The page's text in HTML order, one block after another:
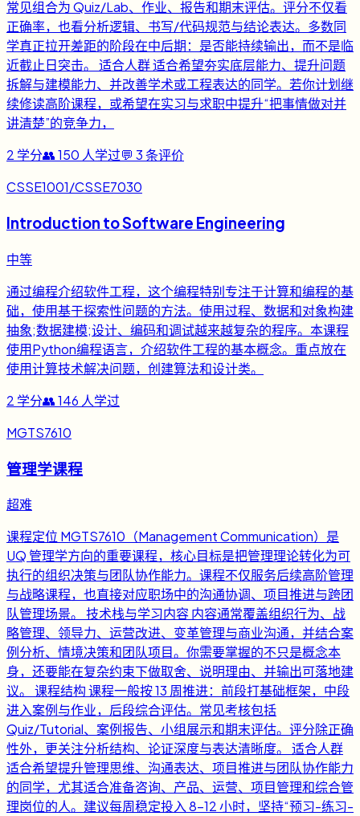
常见组合为 Quiz/Lab、作业、报告和期末评估。评分不仅看
正确率，也看分析逻辑、书写/代码规范与结论表达。多数同
学真正拉开差距的阶段在中后期：是否能持续输出，而不是临
近截止日突击。 适合人群 适合希望夯实底层能力、提升问题
拆解与建模能力、并改善学术或工程表达的同学。若你计划继
续修读高阶课程，或希望在实习与求职中提升“把事情做对并
讲清楚”的竞争力，
2 学分👥150 人学过💬 3条评价
CSSE1001/CSSE7030
Introduction to Software Engineering
中等
通过编程介绍软件工程，这个编程特别专注于计算和编程的基
础，使用基于探索性问题的方法。使用过程、数据和对象构建
抽象;数据建模;设计、编码和调试越来越复杂的程序。本课程
使用Python编程语言，介绍软件工程的基本概念。重点放在
使用计算技术解决问题，创建算法和设计类。
2 学分👥146 人学过
MGTS7610
管理学课程
超难
课程定位 MGTS7610（Management Communication）是
UQ 管理学方向的重要课程，核心目标是把管理理论转化为可
执行的组织决策与团队协作能力。课程不仅服务后续高阶管理
与战略课程，也直接对应职场中的沟通协调、项目推进与跨团
队管理场景。 技术栈与学习内容 内容通常覆盖组织行为、战
略管理、领导力、运营改进、变革管理与商业沟通，并结合案
例分析、情境决策和团队项目。你需要掌握的不只是概念本
身，还要能在复杂约束下做取舍、说明理由、并输出可落地建
议。 课程结构 课程一般按 13 周推进：前段打基础框架，中段
进入案例与作业，后段综合评估。常见考核包括
Quiz/Tutorial、案例报告、小组展示和期末评估。评分除正确
性外，更关注分析结构、论证深度与表达清晰度。 适合人群
适合希望提升管理思维、沟通表达、项目推进与团队协作能力
的同学，尤其适合准备咨询、产品、运营、项目管理和综合管
理岗位的人。建议每周稳定投入 8-12 小时，坚持“预习-练习-